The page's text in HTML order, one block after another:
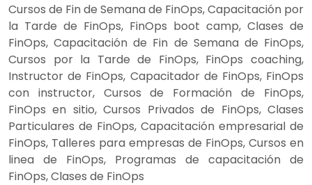
Cursos de Fin de Semana de FinOps, Capacitación por
la Tarde de FinOps, FinOps boot camp, Clases de
FinOps, Capacitación de Fin de Semana de FinOps,
Cursos por la Tarde de FinOps, FinOps coaching,
Instructor de FinOps, Capacitador de FinOps, FinOps
con instructor, Cursos de Formación de FinOps,
FinOps en sitio, Cursos Privados de FinOps, Clases
Particulares de FinOps, Capacitación empresarial de
FinOps, Talleres para empresas de FinOps, Cursos en
linea de FinOps, Programas de capacitación de
FinOps, Clases de FinOps